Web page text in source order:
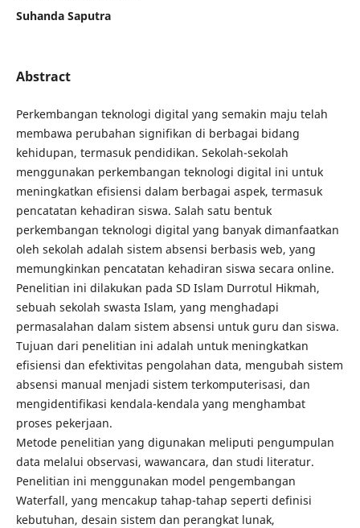
Suhanda Saputra
Abstract
Perkembangan teknologi digital yang semakin maju telah
membawa perubahan signifikan di berbagai bidang
kehidupan, termasuk pendidikan. Sekolah-sekolah
menggunakan perkembangan teknologi digital ini untuk
meningkatkan efisiensi dalam berbagai aspek, termasuk
pencatatan kehadiran siswa. Salah satu bentuk
perkembangan teknologi digital yang banyak dimanfaatkan
oleh sekolah adalah sistem absensi berbasis web, yang
memungkinkan pencatatan kehadiran siswa secara online.
Penelitian ini dilakukan pada SD Islam Durrotul Hikmah,
sebuah sekolah swasta Islam, yang menghadapi
permasalahan dalam sistem absensi untuk guru dan siswa.
Tujuan dari penelitian ini adalah untuk meningkatkan
efisiensi dan efektivitas pengolahan data, mengubah sistem
absensi manual menjadi sistem terkomputerisasi, dan
mengidentifikasi kendala-kendala yang menghambat
proses pekerjaan.
Metode penelitian yang digunakan meliputi pengumpulan
data melalui observasi, wawancara, dan studi literatur.
Penelitian ini menggunakan model pengembangan
Waterfall, yang mencakup tahap-tahap seperti definisi
kebutuhan, desain sistem dan perangkat lunak,